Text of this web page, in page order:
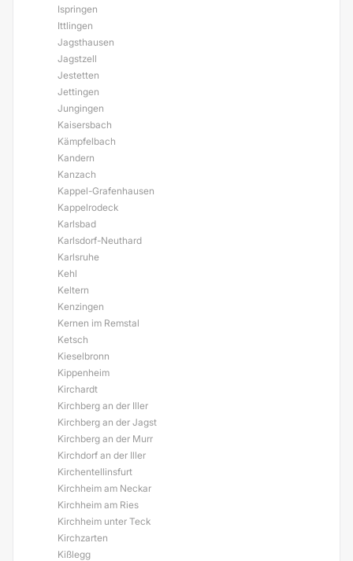
Ispringen
Ittlingen
Jagsthausen
Jagstzell
Jestetten
Jettingen
Jungingen
Kaisersbach
Kämpfelbach
Kandern
Kanzach
Kappel-Grafenhausen
Kappelrodeck
Karlsbad
Karlsdorf-Neuthard
Karlsruhe
Kehl
Keltern
Kenzingen
Kernen im Remstal
Ketsch
Kieselbronn
Kippenheim
Kirchardt
Kirchberg an der Iller
Kirchberg an der Jagst
Kirchberg an der Murr
Kirchdorf an der Iller
Kirchentellinsfurt
Kirchheim am Neckar
Kirchheim am Ries
Kirchheim unter Teck
Kirchzarten
Kißlegg